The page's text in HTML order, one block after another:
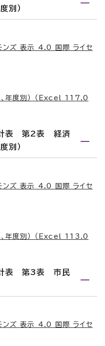
別）
モンズ 表示 4.0 国際 ライセ
、年度別） （Excel 117.0
表 第2表 経済
別）
モンズ 表示 4.0 国際 ライセ
、年度別） （Excel 113.0
表 第3表 市民
モンズ 表示 4.0 国際 ライセ